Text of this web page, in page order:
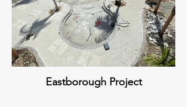
Eastborough Project